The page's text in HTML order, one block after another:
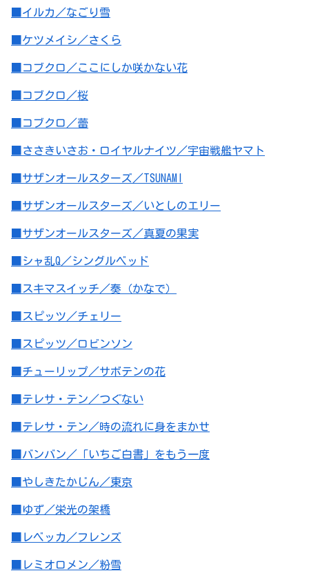
■イルカ／なごり雪
■ケツメイシ／さくら
■コブクロ／ここにしか咲かない花
■コブクロ／桜
■コブクロ／蕾
■ささきいさお・ロイヤルナイツ／宇宙戦艦ヤマト
■サザンオールスターズ／TSUNAMI
■サザンオールスターズ／いとしのエリー
■サザンオールスターズ／真夏の果実
■シャ乱Q／シングルベッド
■スキマスイッチ／奏（かなで）
■スピッツ／チェリー
■スピッツ／ロビンソン
■チューリップ／サボテンの花
■テレサ・テン／つぐない
■テレサ・テン／時の流れに身をまかせ
■バンバン／「いちご白書」をもう一度
■やしきたかじん／東京
■ゆず／栄光の架橋
■レベッカ／フレンズ
■レミオロメン／粉雪